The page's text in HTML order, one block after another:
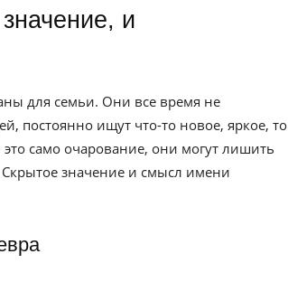
для семьи. Они все время не
постоянно ищут что-то новое, яркое, то
само очарование, они могут лишить
значение и смысл имени